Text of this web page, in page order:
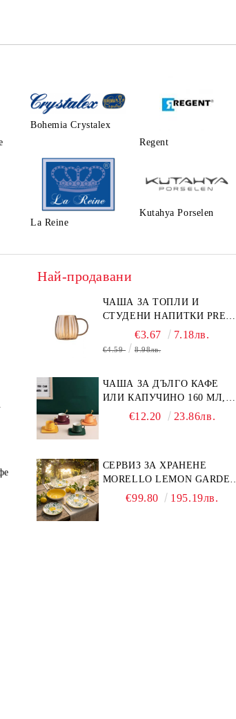
Bohemia Crystalex
Regent
La Reine
Kutahya Porselen
Най-продавани
ЧАША ЗА ТОПЛИ И
СТУДЕНИ НАПИТКИ PRESS
ART 400 МЛ,
БОРОСИЛИКАТНО СТЪКЛО
€3.67 7.18лв.
€4.59 8.98лв.
ЧАША ЗА ДЪЛГО КАФЕ
ИЛИ КАПУЧИНО 160 МЛ,
ЧИНИЙКА, ЛЪЖИЧКА
€12.20 23.86лв.
СЕРВИЗ ЗА ХРАНЕНЕ
MORELLO LEMON GARDEN
18 ЧАСТИ - ПОРЦЕЛАН
€99.80 195.19лв.